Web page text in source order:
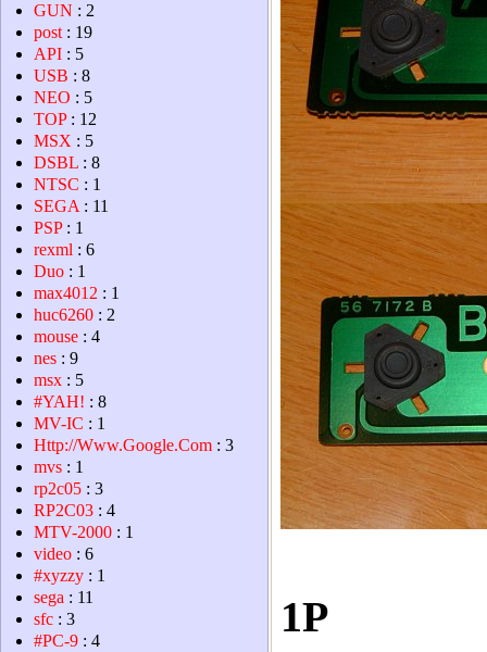
1P
GUN : 2
post : 19
API : 5
USB : 8
NEO : 5
TOP: 12
MSX : 5
DSBL : 8
NTSC : 1
SEGA : 11
PSP: 1
rexml : 6
Duo : 1
max4012 : 1
huc6260 : 2
mouse : 4
nes : 9
msx : 5
#YAH! : 8
MV-IC : 1
Http://Www.Google.Com : 3
mvs : 1
rp2c05 : 3
RP2C03 : 4
MTV-2000 : 1
video : 6
#xyzzy : 1
sega : 11
sfc : 3
#PC-9 : 4